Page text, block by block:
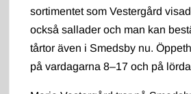
sortimentet som Vestergård
också sallader och man kan
tårtor även i Smedsby nu.
på vardagarna 8–17 och på